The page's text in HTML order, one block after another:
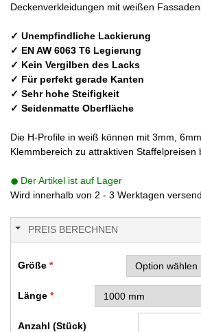
Deckenverkleidungen mit weißen
✓ Unempfindliche Lackierung
✓ EN AW 6063 T6 Legierung
✓ Kein Vergilben des Lacks
✓ Für perfekt gerade Kanten
✓ Sehr hohe Steifigkeit
✓ Seidenmatte Oberfläche
Die H-Profile in weiß können mit 3mm,
Klemmbereich zu attraktiven Staffelpreisen
Der Artikel ist auf Lager
Wird innerhalb von 2 - 3 Werktagen
PREIS BERECHNEN
Größe
Länge
Anzahl (Stück)